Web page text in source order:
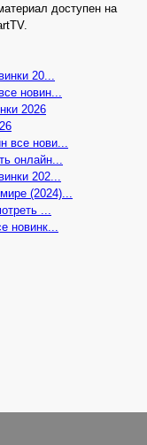
доступен на
20...
новин...
2026
все нови...
онлайн...
202...
(2024)...
...
новинк...